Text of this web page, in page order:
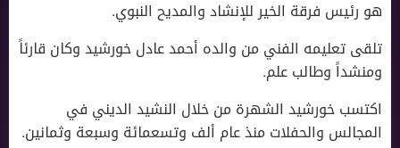
هو رئيس فرقة الخير للإنشاد والمديح النبوي.
تلقى تعليمه الفني من والده أحمد عادل خورشيد وكان قارئاً
ومنشداً وطالب علم.
اكتسب خورشيد الشهرة من خلال النشيد الديني في
المجالس والحفلات منذ عام ألف وتسعمائة وسبعة وثمانين.